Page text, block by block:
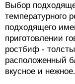
Выбор
температурного
подходящего
приготовлении
ростбиф -
расположенный
вкусное и нежное.